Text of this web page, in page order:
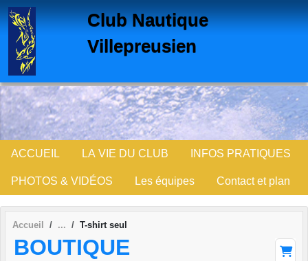
Club Nautique
Villepreusien
ACCUEIL LA VIE DU CLUB INFOS PRATIQUES
PHOTOS & VIDÉOS Les équipes Contact et plan
Accueil T-shirt seul
BOUTIQUE
Panneau de gestion des cookies